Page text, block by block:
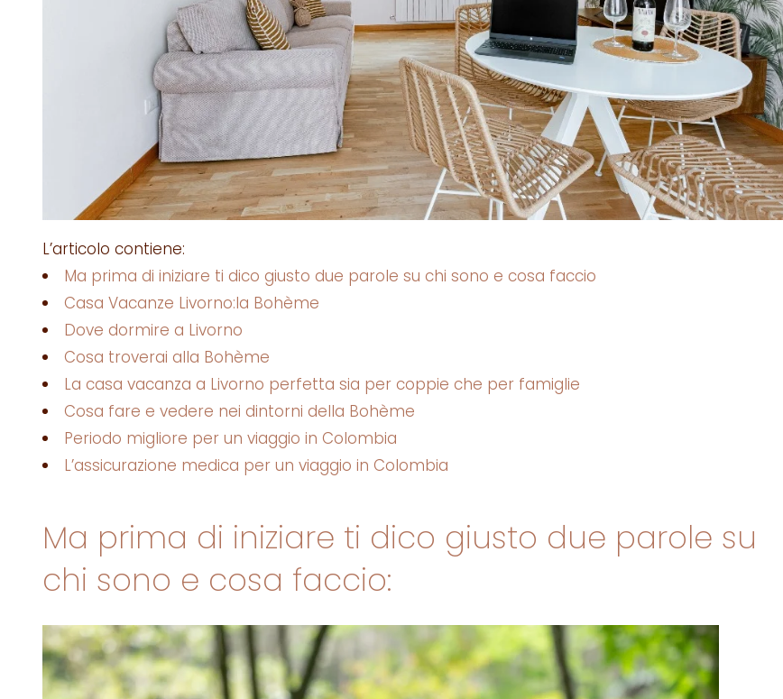
L’articolo contiene:
Ma prima di iniziare ti dico giusto due parole su chi sono e cosa faccio
Casa Vacanze Livorno:la Bohème
Dove dormire a Livorno
Cosa troverai alla Bohème
La casa vacanza a Livorno perfetta sia per coppie che per famiglie
Cosa fare e vedere nei dintorni della Bohème
Periodo migliore per un viaggio in Colombia
L’assicurazione medica per un viaggio in Colombia
Ma prima di iniziare ti dico giusto due parole su
chi sono e cosa faccio: